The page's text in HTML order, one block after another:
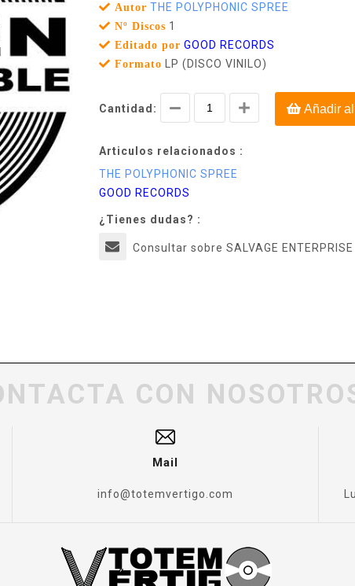
Autor THE POLYPHONIC SPREE
Nº Discos 1
Editado por GOOD RECORDS
Formato LP (DISCO VINILO)
Cantidad: Añadir
Articulos relacionados :
THE POLYPHONIC SPREE
GOOD RECORDS
¿Tienes dudas? :
Consultar sobre SALVAGE ENTERPRISE
CON
Mail
info@totemvertigo.com